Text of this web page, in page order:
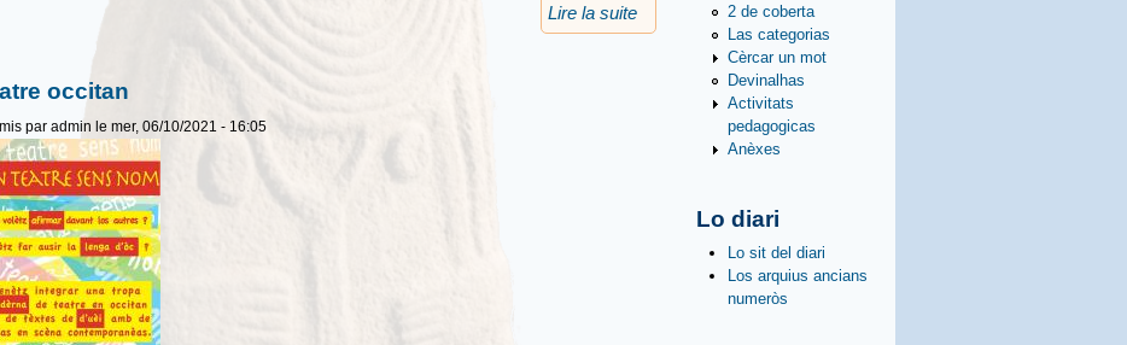
Lire la suite de Estagi de cant e balèti
occitan
par admin le mer, 06/10/2021 - 16:05
2 de coberta
Las categorias
Cèrcar un mot
Devinalhas
Activitats
pedagogicas
Anèxes
Lo diari
Lo sit del diari
Los arquius ancians
numeròs